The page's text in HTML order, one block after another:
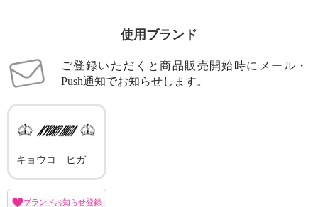
使用ブランド
ご登録いただくと商品販売開始時にメール・
Push通知でお知らせします。
キョウコ ヒガ
ブランドお知らせ登録